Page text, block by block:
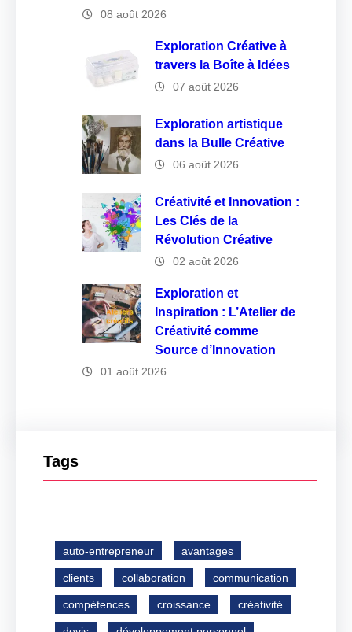
08 août 2026
Exploration Créative à
travers la Boîte à Idées
07 août 2026
Exploration artistique
dans la Bulle Créative
06 août 2026
Créativité et Innovation :
Les Clés de la
Révolution Créative
02 août 2026
Exploration et
Inspiration : L’Atelier de
Créativité comme
Source d’Innovation
01 août 2026
Tags
auto-entrepreneur avantages
clients collaboration communication
compétences croissance créativité